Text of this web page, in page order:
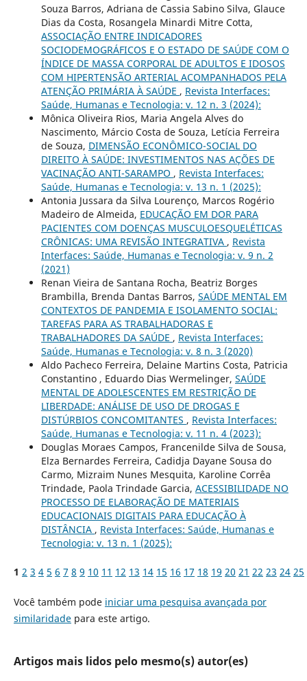
Souza Barros, Adriana de Cassia Sabino Silva, Glauce
Dias da Costa, Rosangela Minardi Mitre Cotta,
ASSOCIAÇÃO ENTRE INDICADORES
SOCIODEMOGRÁFICOS E O ESTADO DE SAÚDE COM O
ÍNDICE DE MASSA CORPORAL DE ADULTOS E IDOSOS
COM HIPERTENSÃO ARTERIAL ACOMPANHADOS PELA
ATENÇÃO PRIMÁRIA À SAÚDE , Revista Interfaces:
Saúde, Humanas e Tecnologia: v. 12 n. 3 (2024):
Mônica Oliveira Rios, Maria Angela Alves do
Nascimento, Márcio Costa de Souza, Letícia Ferreira
de Souza, DIMENSÃO ECONÔMICO-SOCIAL DO
DIREITO À SAÚDE: INVESTIMENTOS NAS AÇÕES DE
VACINAÇÃO ANTI-SARAMPO , Revista Interfaces:
Saúde, Humanas e Tecnologia: v. 13 n. 1 (2025):
Antonia Jussara da Silva Lourenço, Marcos Rogério
Madeiro de Almeida, EDUCAÇÃO EM DOR PARA
PACIENTES COM DOENÇAS MUSCULOESQUELÉTICAS
CRÔNICAS: UMA REVISÃO INTEGRATIVA , Revista
Interfaces: Saúde, Humanas e Tecnologia: v. 9 n. 2
(2021)
Renan Vieira de Santana Rocha, Beatriz Borges
Brambilla, Brenda Dantas Barros, SAÚDE MENTAL EM
CONTEXTOS DE PANDEMIA E ISOLAMENTO SOCIAL:
TAREFAS PARA AS TRABALHADORAS E
TRABALHADORES DA SAÚDE , Revista Interfaces:
Saúde, Humanas e Tecnologia: v. 8 n. 3 (2020)
Aldo Pacheco Ferreira, Delaine Martins Costa, Patricia
Constantino , Eduardo Dias Wermelinger, SAÚDE
MENTAL DE ADOLESCENTES EM RESTRIÇÃO DE
LIBERDADE: ANÁLISE DE USO DE DROGAS E
DISTÚRBIOS CONCOMITANTES , Revista Interfaces:
Saúde, Humanas e Tecnologia: v. 11 n. 4 (2023):
Douglas Moraes Campos, Francenilde Silva de Sousa,
Elza Bernardes Ferreira, Cadidja Dayane Sousa do
Carmo, Mizraim Nunes Mesquita, Karoline Corrêa
Trindade, Paola Trindade Garcia, ACESSIBILIDADE NO
PROCESSO DE ELABORAÇÃO DE MATERIAIS
EDUCACIONAIS DIGITAIS PARA EDUCAÇÃO À
DISTÂNCIA , Revista Interfaces: Saúde, Humanas e
Tecnologia: v. 13 n. 1 (2025):
1 2 3 4 5 6 7 8 9 10 11 12 13 14 15 16 17 18 19 20 21 22 23 24 25
Você também pode iniciar uma pesquisa avançada por
similaridadepara este artigo.
Artigos mais lidos pelo mesmo(s) autor(es)